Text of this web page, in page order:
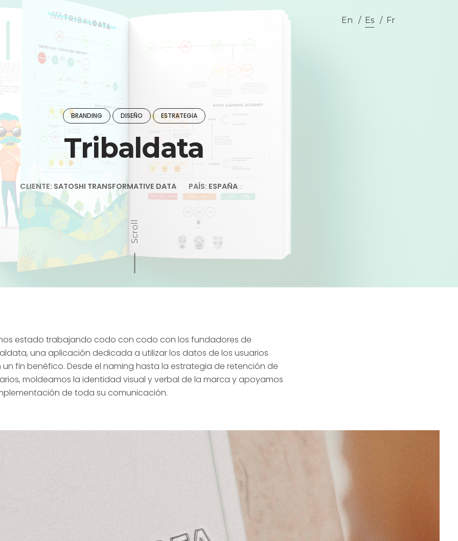
En Es Fr
BRANDING DISEÑO ESTRATEGIA
Tribaldata
CLIENTE: SATOSHI TRANSFORMATIVE DATA PAÍS: ESPAÑA
Scroll
estado trabajando codo con codo con los fundadores de
una aplicación dedicada a utilizar los datos de los usuarios
un fin benéfico. Desde el naming hasta la estrategia de retención de
moldeamos la identidad visual y verbal de la marca y apoyamos
de toda su comunicación.